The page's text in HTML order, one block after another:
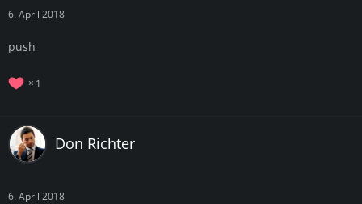
6. April 2018
push
1
Don Richter
6. April 2018